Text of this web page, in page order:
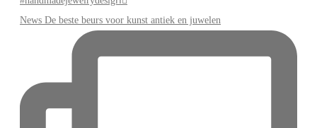
News De beste beurs voor kunst antiek en juwelen